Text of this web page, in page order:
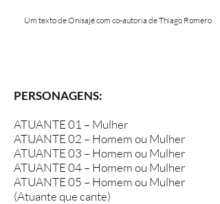
Um texto de Onisajé com co-autoria de Thiago Romero
PERSONAGENS:
ATUANTE 01 – Mulher
ATUANTE 02 – Homem ou Mulher
ATUANTE 03 – Homem ou Mulher
ATUANTE 04 – Homem ou Mulher
ATUANTE 05 – Homem ou Mulher
(Atuante que cante)